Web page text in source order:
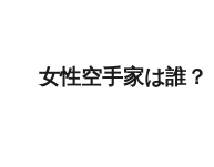
女性空手家は誰？